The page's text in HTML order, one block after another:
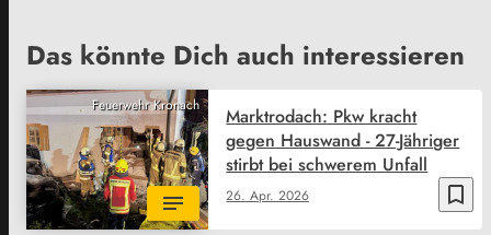
Das könnte Dich auch interessieren
Feuerwehr Kronach
bookmark_border
26. Apr. 2026
Marktrodach: Pkw kracht
gegen Hauswand - 27-Jähriger
stirbt bei schwerem Unfall